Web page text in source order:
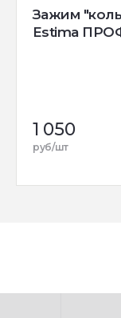
Зажим
Estima
1 050
руб/шт